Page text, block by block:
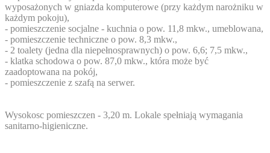
wyposażonych w gniazda komputerowe (przy każdym narożniku w
każdym pokoju),
- pomieszczenie socjalne - kuchnia o pow. 11,8 mkw., umeblowana,
- pomieszczenie techniczne o pow. 8,3 mkw.,
- 2 toalety (jedna dla niepełnosprawnych) o pow. 6,6; 7,5 mkw.,
- klatka schodowa o pow. 87,0 mkw., która może być
zaadoptowana na pokój,
- pomieszczenie z szafą na serwer.
Wysokosc pomieszczen - 3,20 m. Lokale spełniają wymagania
sanitarno-higieniczne.